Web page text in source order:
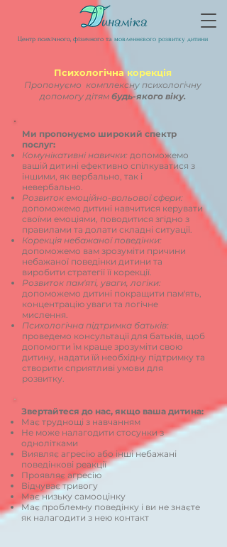
Центр психічного, фізичного та мовленнєвого розвитку дитини
Психологічна корекція
Пропонуємо комплексну психологічну
допомогу дітям будь-якого віку.
Ми пропонуємо широкий спектр
послуг:
Комунікативні навички: допоможемо
вашій дитині ефективно спілкуватися з
іншими, як вербально, так і
невербально.
Розвиток емоційно-вольової сфери:
допоможемо дитині навчитися керувати
своїми емоціями, поводитися згідно з
правилами та долати складні ситуації.
Корекція небажаної поведінки:
допоможемо вам зрозуміти причини
небажаної поведінки дитини та
виробити стратегії її корекції.
Розвиток пам'яті, уваги, логіки:
допоможемо дитині покращити пам'ять,
концентрацію уваги та логічне
мислення.
Психологічна підтримка батьків:
проведемо консультації для батьків, щоб
допомогти їм краще зрозуміти свою
дитину, надати їй необхідну підтримку та
створити сприятливі умови для
розвитку.
Звертайтеся до нас, якщо ваша дитина:
Має труднощі з навчанням
Не може налагодити стосунки з
однолітками
Виявляє агресію або інші небажані
поведінкові реакції
Проявляє агресію
Відчуває тривогу
Має низьку самооцінку
Має проблемну поведінку і ви не знаєте
як налагодити з нею контакт